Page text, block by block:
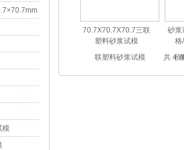
模
70.7X70.7X70.7三联
塑料砂浆试模
砂浆
格
共 4